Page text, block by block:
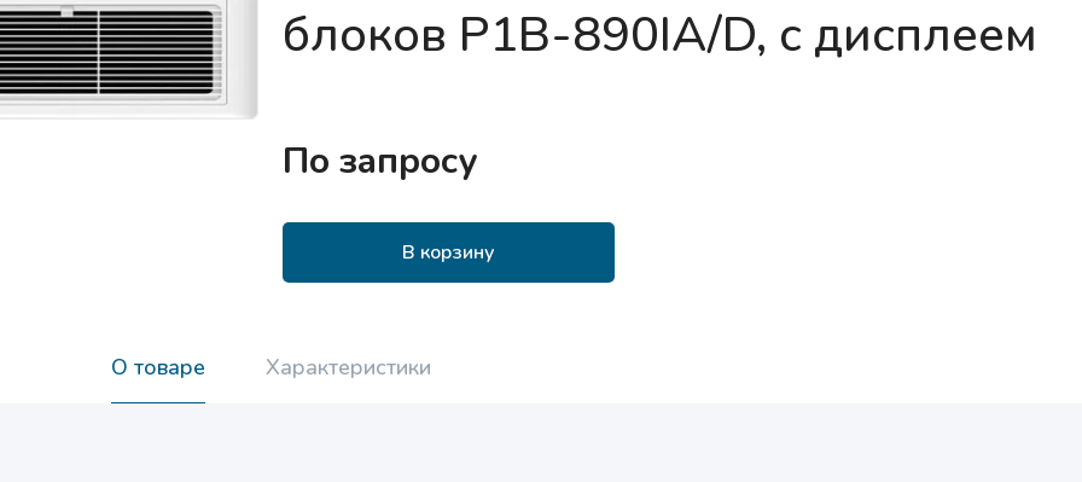
блоков P1B-890IA/D, с дисплеем
По запросу
В корзину
О товаре Характеристики